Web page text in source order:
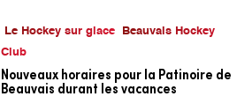
Le Hockey sur glace
Beauvais Hockey
Club
Nouveaux horaires pour la Patinoire de
Beauvais durant les vacances